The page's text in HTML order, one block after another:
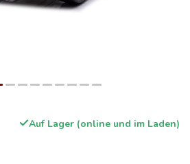
Auf Lager (online und im Laden)